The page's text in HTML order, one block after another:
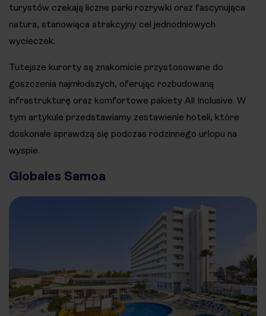
turystów czekają liczne parki rozrywki oraz fascynująca
natura, stanowiąca atrakcyjny cel jednodniowych
wycieczek.
Tutejsze kurorty są znakomicie przystosowane do
goszczenia najmłodszych, oferując rozbudowaną
infrastrukturę oraz komfortowe pakiety All Inclusive. W
tym artykule przedstawiamy zestawienie hoteli, które
doskonale sprawdzą się podczas rodzinnego urlopu na
wyspie.
Globales Samoa